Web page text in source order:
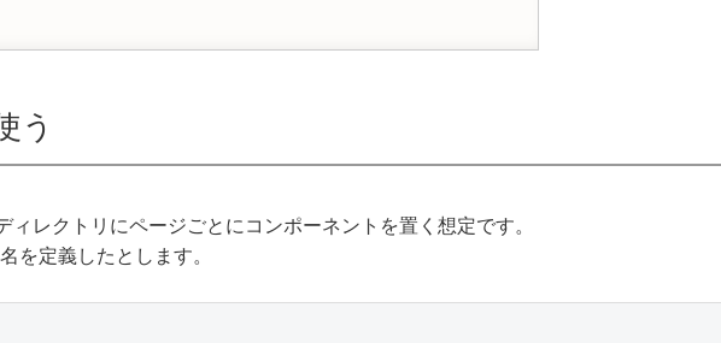
う
レクトリにページごとにコンポーネントを置く想定です。
を定義したとします。